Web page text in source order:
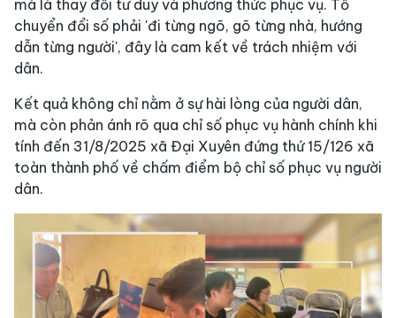
mà là thay đổi tư duy và phương thức phục vụ. Tổ
chuyển đổi số phải 'đi từng ngõ, gõ từng nhà, hướng
dẫn từng người', đây là cam kết về trách nhiệm với
dân.
Kết quả không chỉ nằm ở sự hài lòng của người dân,
mà còn phản ánh rõ qua chỉ số phục vụ hành chính khi
tính đến 31/8/2025 xã Đại Xuyên đứng thứ 15/126 xã
toàn thành phố về chấm điểm bộ chỉ số phục vụ người
dân.